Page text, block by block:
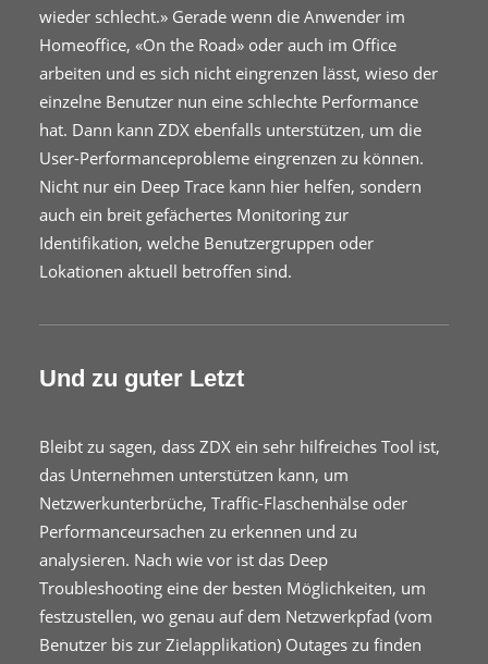
wieder schlecht.» Gerade wenn die Anwender im
Homeoffice, «On the Road» oder auch im Office
arbeiten und es sich nicht eingrenzen lässt, wieso der
einzelne Benutzer nun eine schlechte Performance
hat. Dann kann ZDX ebenfalls unterstützen, um die
User-Performanceprobleme eingrenzen zu können.
Nicht nur ein Deep Trace kann hier helfen, sondern
auch ein breit gefächertes Monitoring zur
Identifikation, welche Benutzergruppen oder
Lokationen aktuell betroffen sind.
Und zu guter Letzt
Bleibt zu sagen, dass ZDX ein sehr hilfreiches Tool ist,
das Unternehmen unterstützen kann, um
Netzwerkunterbrüche, Traffic-Flaschenhälse oder
Performanceursachen zu erkennen und zu
analysieren. Nach wie vor ist das Deep
Troubleshooting eine der besten Möglichkeiten, um
festzustellen, wo genau auf dem Netzwerkpfad (vom
Benutzer bis zur Zielapplikation) Outages zu finden